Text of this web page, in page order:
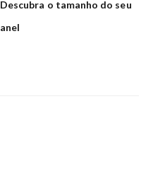
Descubra o tamanho do seu
anel